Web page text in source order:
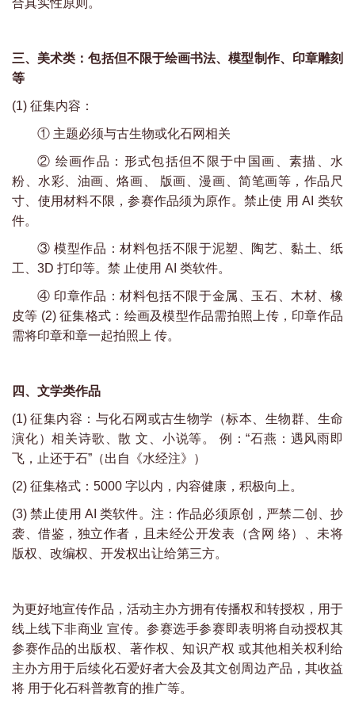
合真实性原则。
三、美术类：包括但不限于绘画书法、模型制作、印章雕刻
等
(1) 征集内容：
① 主题必须与古生物或化石网相关
② 绘画作品：形式包括但不限于中国画、素描、水
粉、水彩、油画、烙画、 版画、漫画、简笔画等，作品尺
寸、使用材料不限，参赛作品须为原作。禁止使 用 AI 类软
件。
③模型作品：材料包括不限于泥塑、陶艺、黏土、纸
工、3D 打印等。禁 止使用 AI 类软件。
④ 印章作品：材料包括不限于金属、玉石、木材、橡
皮等 (2) 征集格式：绘画及模型作品需拍照上传，印章作品
需将印章和章一起拍照上 传。
四、文学类作品
(1) 征集内容：与化石网或古生物学（标本、生物群、生命
演化）相关诗歌、散 文、小说等。 例：“石燕：遇风雨即
飞，止还于石”（出自《水经注》）
(2) 征集格式：5000 字以内，内容健康，积极向上。
(3) 禁止使用 AI 类软件。注：作品必须原创，严禁二创、抄
袭、借鉴，独立作者，且未经公开发表（含网 络）、未将
版权、改编权、开发权出让给第三方。
为更好地宣传作品，活动主办方拥有传播权和转授权，用于
线上线下非商业 宣传。参赛选手参赛即表明将自动授权其
参赛作品的出版权、著作权、知识产权 或其他相关权利给
主办方用于后续化石爱好者大会及其文创周边产品，其收益
将 用于化石科普教育的推广等。